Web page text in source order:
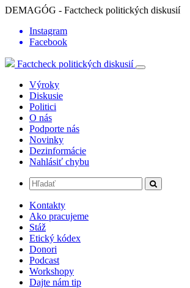
DEMAGÓG - Factcheck politických diskusií
Instagram
Facebook
Factcheck politických diskusií
Výroky
Diskusie
Politici
O nás
Podporte nás
Novinky
Dezinformácie
Nahlásiť chybu
Kontakty
Ako pracujeme
Stáž
Etický kódex
Donori
Podcast
Workshopy
Dajte nám tip